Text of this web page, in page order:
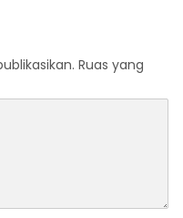
Ruas yang